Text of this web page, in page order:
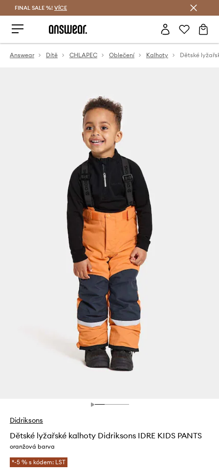
FINAL SALE %! VÍCE
Answear Dítě CHLAPEC Oblečení Kalhoty
Didriksons
Dětské lyžařské kalhoty Didriksons IDRE KIDS PANTS
oranžová barva
*-5 % s kódem: LST